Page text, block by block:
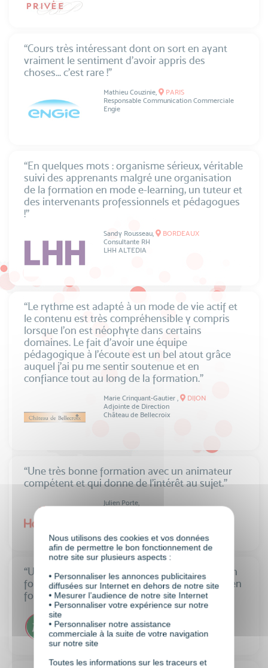
“Cours très intéressant dont on sort en ayant
vraiment le sentiment d’avoir appris des
choses... c’est rare !”
Mathieu Couzinie,
PARIS
Responsable Communication Commerciale
Engie
“En quelques mots : organisme sérieux, véritable
suivi des apprenants malgré une organisation
de la formation en mode e-learning, un tuteur et
des intervenants professionnels et pédagogues
!”
Sandy Rousseau,
BORDEAUX
Consultante RH
LHH ALTEDIA
“Le rythme est adapté à un mode de vie actif et
le contenu est très compréhensible y compris
lorsque l'on est néophyte dans certains
domaines. Le fait d'avoir une équipe
pédagogique à l'écoute est un bel atout grâce
auquel j'ai pu me sentir soutenue et en
confiance tout au long de la formation.”
Marie Crinquant-Gautier ,
DIJON
Adjointe de Direction
Château de Bellecroix
“Une très bonne formation avec un animateur
compétent et qui donne de l’intérêt au sujet.”
Julien Porte,
“Une formation dense et enrichissante, avec un
formateur très qualifié. La richesse des sujets en
font une formation ultra-complète. ”
Responsable programme de fidélisation
PMU
Nous utilisons des cookies et vos données
afin de permettre le bon fonctionnement de
notre site sur plusieurs aspects :
• Personnaliser les annonces publicitaires
diffusées sur Internet en dehors de notre site
• Mesurer l’audience de notre site Internet
• Personnaliser votre expérience sur notre
site
• Personnaliser notre assistance
commerciale à la suite de votre navigation
sur notre site
Toutes les informations sur les traceurs et